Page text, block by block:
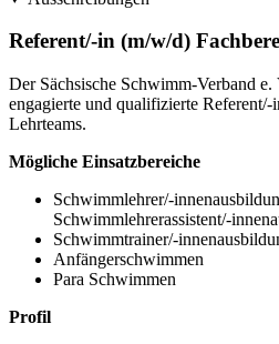
Referent/-in (m/w/d)
Der Sächsische Schwimm-Verband
engagierte und qualifizierte Referent/-
Lehrteams.
Mögliche Einsatzbereiche
Schwimmlehrer/-
Schwimmlehrerassistent/-
Schwimmtrainer/-
Anfängerschwimmen
Para Schwimmen
Profil